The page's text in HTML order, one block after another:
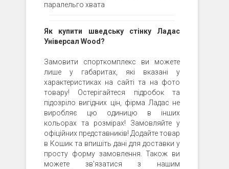
паралельго хвата
Як купити шведську стінку Ладас
Універсал Wood?
Замовити спорткомплекс ви можете
лише у габаритах, які вказані у
характеристиках на сайті та на фото
товару! Остерігайтеся підробок та
підозріло вигідних цін, фірма Ладас не
виробляє цю одиницю в інших
кольорах та розмірах! Замовляйте у
офіційних представників! Додайте товар
в Кошик та впишіть дані для доставки у
просту форму замовлення. Також ви
можете зв'язатися з нашим